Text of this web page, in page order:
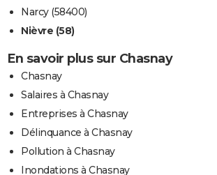
Narcy (58400)
Nièvre (58)
En savoir plus sur Chasnay
Chasnay
Salaires à Chasnay
Entreprises à Chasnay
Délinquance à Chasnay
Pollution à Chasnay
Inondations à Chasnay